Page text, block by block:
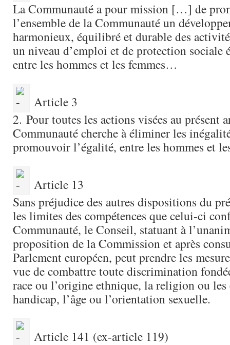
La Communauté a pour mission […] de
l’ensemble de la Communauté un
harmonieux, équilibré et durable des
un niveau d’emploi et de protection sociale
entre les hommes et les femmes…
Article 3
2. Pour toutes les actions visées au présent
Communauté cherche à éliminer les
promouvoir l’égalité, entre les hommes et
Article 13
Sans préjudice des autres dispositions du
les limites des compétences que celui-ci
Communauté, le Conseil, statuant à
proposition de la Commission et après
Parlement européen, peut prendre les
vue de combattre toute discrimination
race ou l’origine ethnique, la religion ou
handicap, l’âge ou l’orientation sexuelle.
Article 141 (ex-article 119)